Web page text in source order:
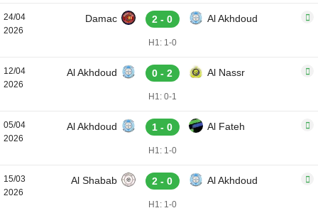
24/04
2026
Damac 2 - 0 Al Akhdoud
H1: 1-0
12/04
2026
Al Akhdoud 0 - 2 Al Nassr
H1: 0-1
05/04
2026
Al Akhdoud 1 - 0 Al Fateh
H1: 1-0
15/03
2026
Al Shabab 2 - 0 Al Akhdoud
H1: 1-0